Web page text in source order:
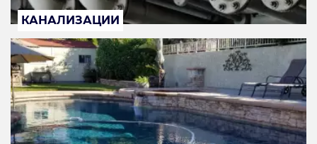
КАНАЛИЗАЦИИ